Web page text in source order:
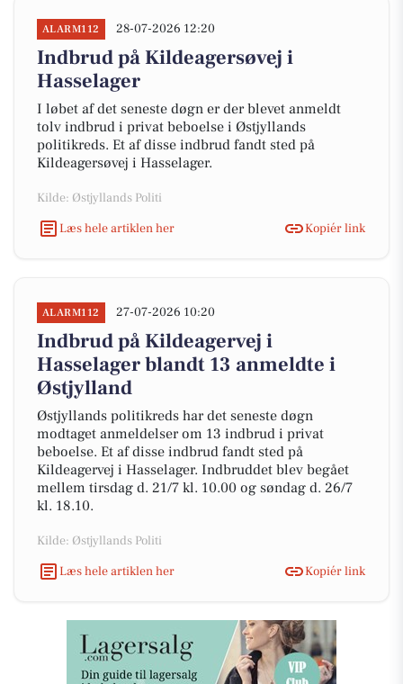
ALARM112 28-07-2026 12:20
Indbrud på Kildeagersøvej i
Hasselager
I løbet af det seneste døgn er der blevet anmeldt
tolv indbrud i privat beboelse i Østjyllands
politikreds. Et af disse indbrud fandt sted på
Kildeagersøvej i Hasselager.
Kilde: Østjyllands Politi
Læs hele artiklen her
Kopiér link
ALARM112 27-07-2026 10:20
Indbrud på Kildeagervej i
Hasselager blandt 13 anmeldte i
Østjylland
Østjyllands politikreds har det seneste døgn
modtaget anmeldelser om 13 indbrud i privat
beboelse. Et af disse indbrud fandt sted på
Kildeagervej i Hasselager. Indbruddet blev begået
mellem tirsdag d. 21/7 kl. 10.00 og søndag d. 26/7
kl. 18.10.
Kilde: Østjyllands Politi
Læs hele artiklen her
Kopiér link